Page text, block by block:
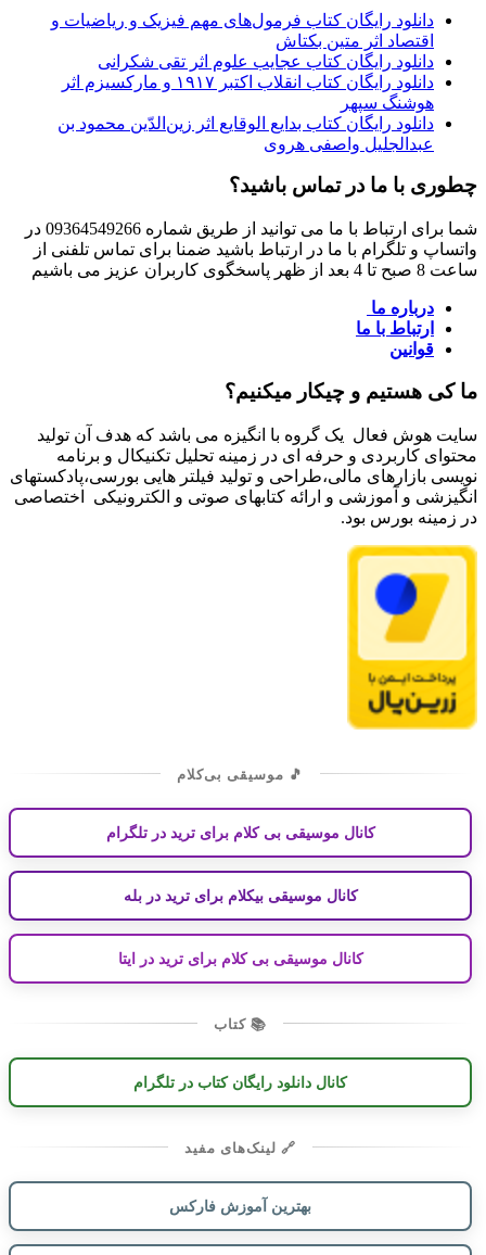
دانلود رایگان کتاب فرمول‌های مهم فیزیک و ریاضیات و
اقتصاد اثر متین بکتاش
دانلود رایگان کتاب عجایب علوم اثر تقی شکرانی
دانلود رایگان کتاب انقلاب اکتبر ۱۹۱۷ و مارکسیزم اثر
هوشنگ سپهر
دانلود رایگان کتاب بدایع الوقایع اثر زین‌الدّین محمود بن
عبدالجلیل واصفی هروی
چطوری با ما در تماس باشید؟
شما برای ارتباط با ما می توانید از طریق شماره 09364549266 در
واتساپ و تلگرام با ما در ارتباط باشید ضمنا برای تماس تلفنی از
ساعت 8 صبح تا 4 بعد از ظهر پاسخگوی کاربران عزیز می باشیم
درباره ما
ارتباط با ما
قوانین
ما کی هستیم و چیکار میکنیم؟
سایت هوش فعال یک گروه با انگیزه می باشد که هدف آن تولید
محتوای کاربردی و حرفه ای در زمینه تحلیل تکنیکال و برنامه
نویسی بازارهای مالی،طراحی و تولید فیلتر هایی بورسی،پادکستهای
انگیزشی و آموزشی و ارائه کتابهای صوتی و الکترونیکی اختصاصی
در زمینه بورس بود.
🎵 موسیقی بی‌کلام
کانال موسیقی بی کلام برای ترید در تلگرام
کانال موسیقی بیکلام برای ترید در بله
کانال موسیقی بی کلام برای ترید در ایتا
📚 کتاب
کانال دانلود رایگان کتاب در تلگرام
🔗 لینک‌های مفید
بهترین آموزش فارکس